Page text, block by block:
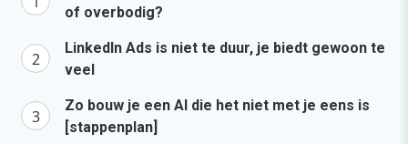
of overbodig?
LinkedIn Ads is niet te duur, je biedt gewoon te
veel
Zo bouw je een AI die het niet met je eens is
[stappenplan]